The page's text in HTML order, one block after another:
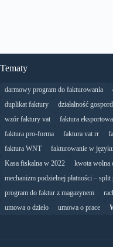
Tematy
darmowy program do fakturowania
duplikat faktury
działalność
wzór faktury vat
faktura eksportowa
faktura pro-forma
faktura vat rr
faktura WNT
fakturowanie w
Kasa fiskalna w 2022
kwota wolna
mechanizm podzielnej płatności – split
program do faktur z magazynem
umowa o dzieło
umowa o prace